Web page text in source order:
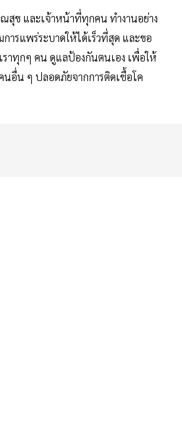
สุข และเจ้าหน้าที่ทุกคน ทำงานอย่าง
ารแพร่ระบาดให้ได้เร็วที่สุด และขอ
ราทุกๆ คน ดูแลป้องกันตนเอง เพื่อให้
อื่น ๆ ปลอดภัยจากการติดเชื้อโค